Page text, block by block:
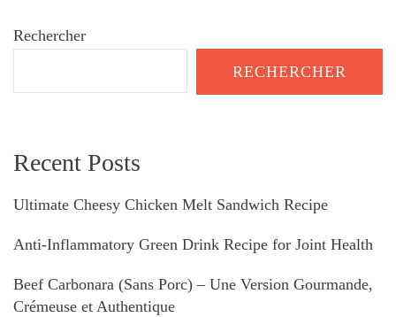
Rechercher
RECHERCHER
Recent Posts
Ultimate Cheesy Chicken Melt Sandwich Recipe
Anti-Inflammatory Green Drink Recipe for Joint Health
Beef Carbonara (Sans Porc) – Une Version Gourmande,
Crémeuse et Authentique